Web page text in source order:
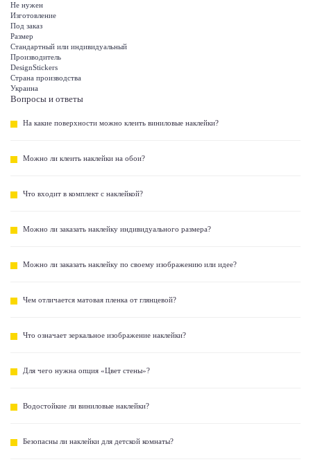
Не нужен
Изготовление
Под заказ
Размер
Стандартный или индивидуальный
Производитель
DesignStickers
Страна производства
Украина
Вопросы и ответы
На какие поверхности можно клеить виниловые наклейки?
Можно ли клеить наклейки на обои?
Что входит в комплект с наклейкой?
Можно ли заказать наклейку индивидуального размера?
Можно ли заказать наклейку по своему изображению или идее?
Чем отличается матовая пленка от глянцевой?
Что означает зеркальное изображение наклейки?
Для чего нужна опция «Цвет стены»?
Водостойкие ли виниловые наклейки?
Безопасны ли наклейки для детской комнаты?